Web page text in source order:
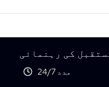
کی رہنمائی
24/7 مدد